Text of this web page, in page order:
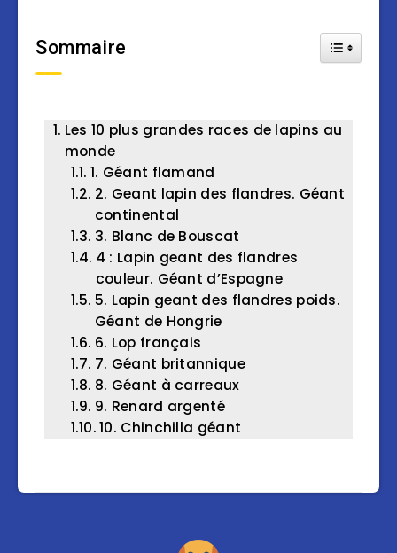
Sommaire Toggle
Les 10 plus grandes races de lapins au
monde
1. Géant flamand
2. Geant lapin des flandres. Géant
continental
3. Blanc de Bouscat
4 : Lapin geant des flandres
couleur. Géant d’Espagne
5. Lapin geant des flandres poids.
Géant de Hongrie
6. Lop français
7. Géant britannique
8. Géant à carreaux
9. Renard argenté
10. Chinchilla géant